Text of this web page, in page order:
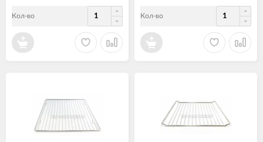
Кол-во Кол-во